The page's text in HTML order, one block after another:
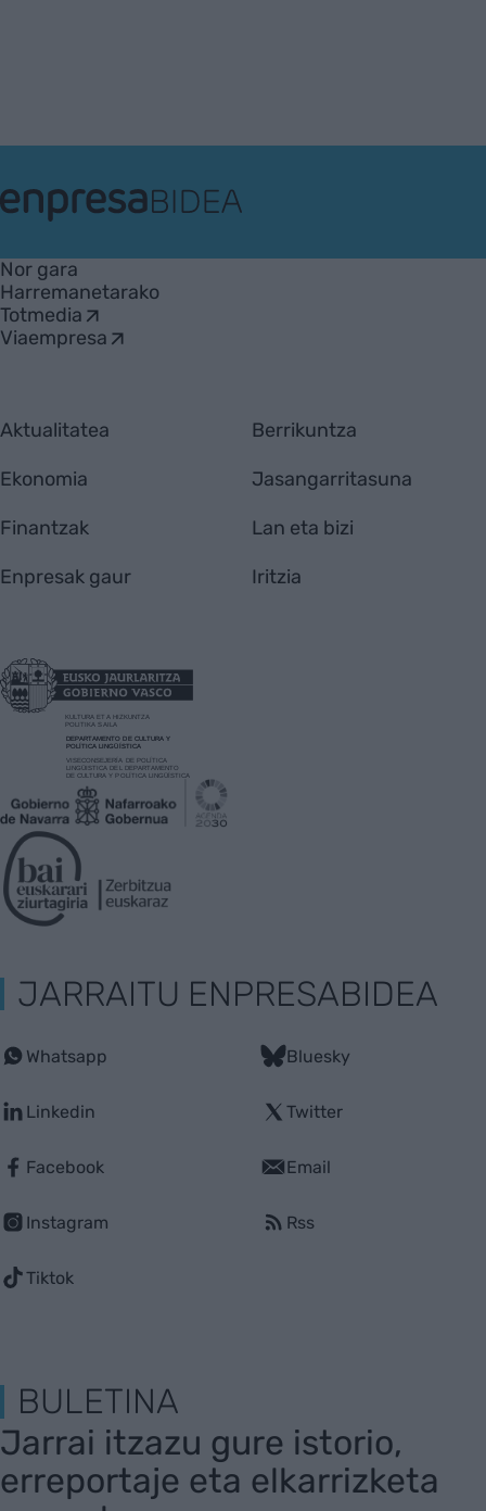
Nor gara
Harremanetarako
Totmedia
Viaempresa
Aktualitatea
Ekonomia
Finantzak
Enpresak gaur
Berrikuntza
Jasangarritasuna
Lan eta bizi
Iritzia
JARRAITU ENPRESABIDEA
Whatsapp
Linkedin
Facebook
Instagram
Tiktok
Bluesky
Twitter
Email
Rss
BULETINA
Jarrai itzazu gure istorio,
erreportaje eta elkarrizketa